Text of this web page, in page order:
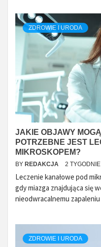
ZDROWIE I URODA
JAKIE OBJAWY
POTRZEBNE JEST
MIKROSKOPEM?
BY REDAKCJA 2
Leczenie kanałowe pod
gdy miazga znajdująca się
nieodwracalnemu
ZDROWIE I URODA